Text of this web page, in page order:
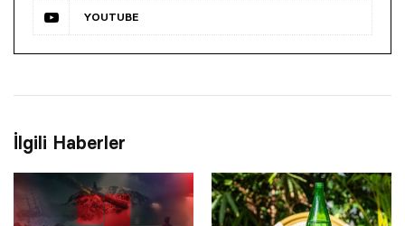
YOUTUBE
İlgili Haberler